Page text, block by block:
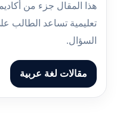
هذا المقال جزء من
تعليمية تساعد الطالب
السؤال.
مقالات لغة عربية